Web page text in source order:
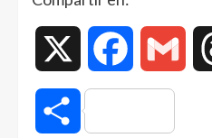
Facebook
Compartir